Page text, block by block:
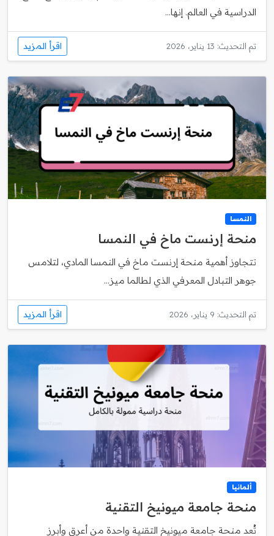
الدراسية في العالم. إنها...
تم التحديث: 13 يناير، 2026 اقرأ المزيد
النمسا
منحة إرنست ماخ في النمسا
تتجاوز أهمية منحة إرنست ماخ في النمسا المادي، لتلامس
جوهر التبادل المعرفي الذي لطالما ميز...
تم التحديث: 9 يناير، 2026 اقرأ المزيد
ألمانيا
منحة جامعة ميونيخ التقنية
تُعد منحة جامعة ميونيخ التقنية واحدة من أعرق وأبرز